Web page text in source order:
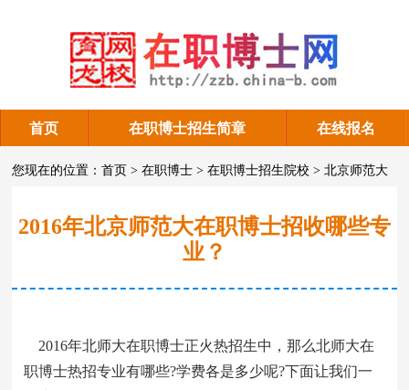
在职博士招生
首页 在职博士招生简章 在线报名
您现在的位置：首页 >在职博士 >在职博士招生院校 >北京师范大
2016年北京师范大在职博士招收哪些专
业？
2016年北师大在职博士正火热招生中，那么北师大在
职博士热招专业有哪些?学费各是多少呢?下面让我们一